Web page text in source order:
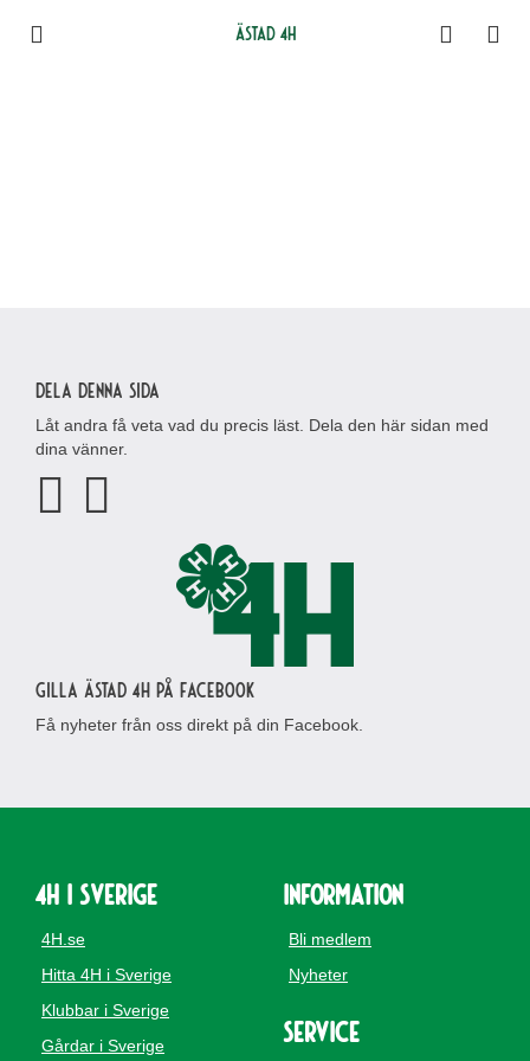
Ästad 4H
Dela denna sida
Låt andra få veta vad du precis läst. Dela den här sidan med
dina vänner.
Gilla Ästad 4H på Facebook
Få nyheter från oss direkt på din Facebook.
4H i Sverige
4H.se
Hitta 4H i Sverige
Klubbar i Sverige
Gårdar i Sverige
Information
Bli medlem
Nyheter
Service